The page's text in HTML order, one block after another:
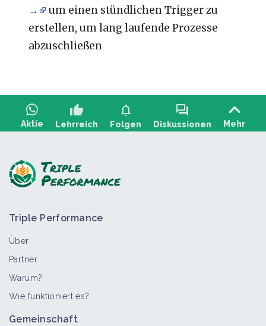
→
um einen stündlichen Trigger zu
erstellen, um lang laufende Prozesse
abzuschließen
Aktie
thumb_up
Lehrreich
notifications
Folgen
forum
Diskussionen Mehr
Triple Performance
Über
Partner
Warum?
Wie funktioniert es?
Gemeinschaft